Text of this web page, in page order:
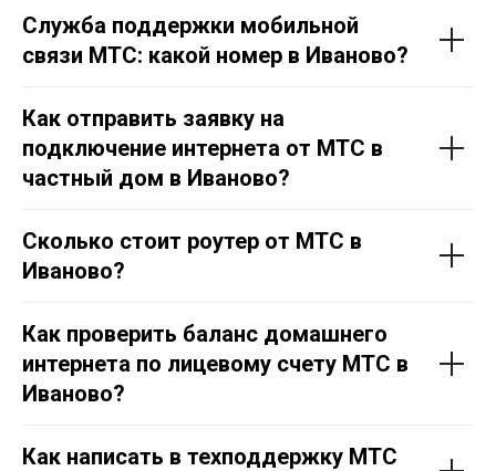
Служба поддержки мобильной
связи МТС: какой номер в Иваново?
Как отправить заявку на
подключение интернета от МТС в
частный дом в Иваново?
Сколько стоит роутер от МТС в
Иваново?
Как проверить баланс домашнего
интернета по лицевому счету МТС в
Иваново?
Как написать в техподдержку МТС